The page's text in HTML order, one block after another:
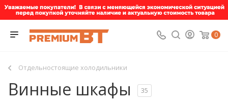
0
Отдельностоящие холодильники
Винные шкафы 35